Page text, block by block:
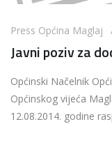
Press Općina
Javni poziv za
Općinski Načelnik
Općinskog vijeća
12.08.2014. godine